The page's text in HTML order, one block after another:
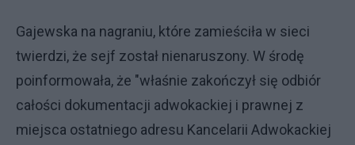
Gajewska na nagraniu, które zamieściła w sieci
twierdzi, że sejf został nienaruszony. W środę
poinformowała, że "właśnie zakończył się odbiór
całości dokumentacji adwokackiej i prawnej z
miejsca ostatniego adresu Kancelarii Adwokackiej